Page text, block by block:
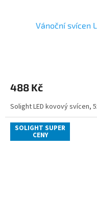
Vánoční svícen
488 Kč
Solight LED kovový svícen,
SOLIGHT SUPER
CENY